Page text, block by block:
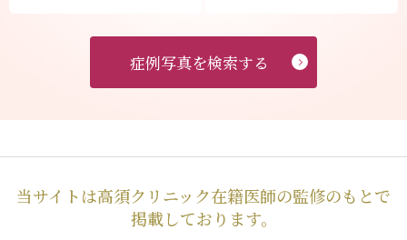
症例写真を検索する
当サイトは高須クリニック在籍医師の監修のもとで
掲載しております。